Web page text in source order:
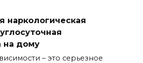
наркологическая
на дому
– это серьезное